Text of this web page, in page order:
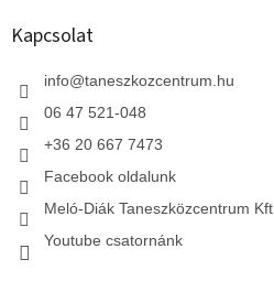
Kapcsolat
info@taneszkozcentrum.hu
06 47 521-048
+36 20 667 7473
Facebook oldalunk
Meló-Diák Taneszközcentrum Kft
Youtube csatornánk